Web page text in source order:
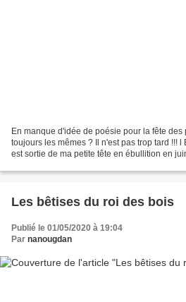
En manque d'idée de poésie pour la fête
toujours les mêmes ? Il n'est pas trop tard !!!
est sortie de ma petite tête en ébullition en
Les bêtises du roi des bois
Publié le 01/05/2020 à 19:04
Par nanougdan